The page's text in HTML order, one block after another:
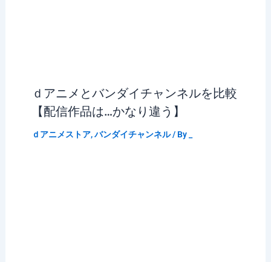
ｄアニメとバンダイチャンネルを比較
【配信作品は…かなり違う】
ｄアニメストア,バンダイチャンネル/ By